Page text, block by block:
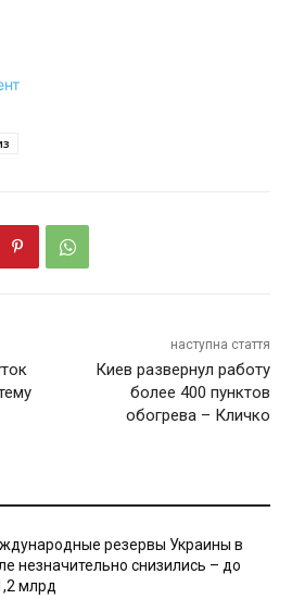
наступна стаття
Киев развернул работу
более 400 пунктов
обогрева – Кличко
резервы Украины в
незначительно снизились – до
млрд